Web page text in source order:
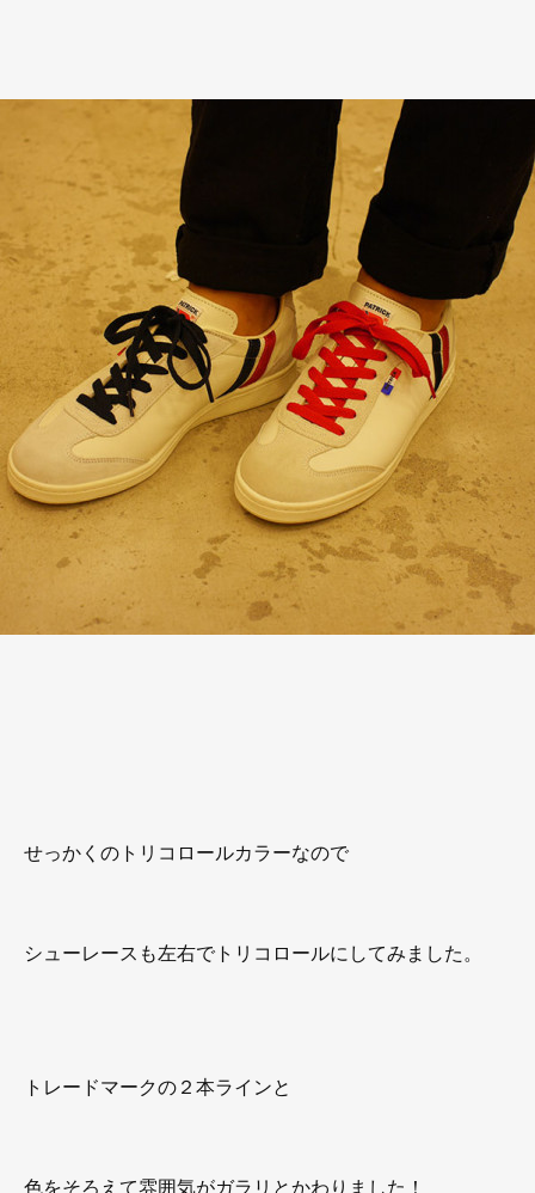
せっかくのトリコロールカラーなので
シューレースも左右でトリコロールにしてみました。
トレードマークの２本ラインと
色をそろえて雰囲気がガラリとかわりました！